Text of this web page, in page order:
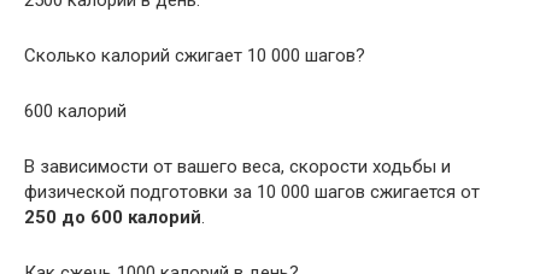
Сколько калорий сжигает 10 000 шагов?
600 калорий
В зависимости от вашего веса, скорости ходьбы и
физической подготовки за 10 000 шагов сжигается от
250 до 600 калорий.